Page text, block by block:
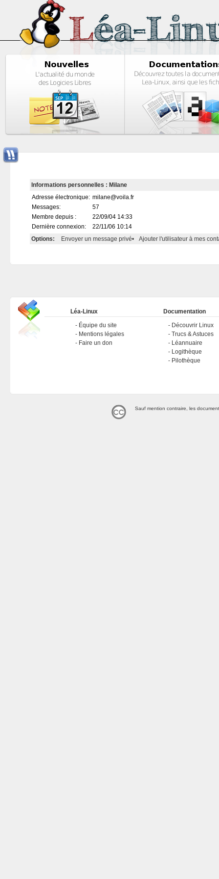
Informations personnelles : Milane
Adresse électronique: milane@voila.fr
Messages:
57
Membre depuis :
22/09/04 14:33
Dernière connexion:
22/11/06 10:14
Options:
Envoyer un message privé• Ajouter l'utilisateur à mes
Léa-Linux
Équipe du site
Mentions légales
Faire un don
Documentation
Découvrir Linux
Trucs & Astuces
Léannuaire
Logithèque
Pilothèque
Sauf mention contraire, les